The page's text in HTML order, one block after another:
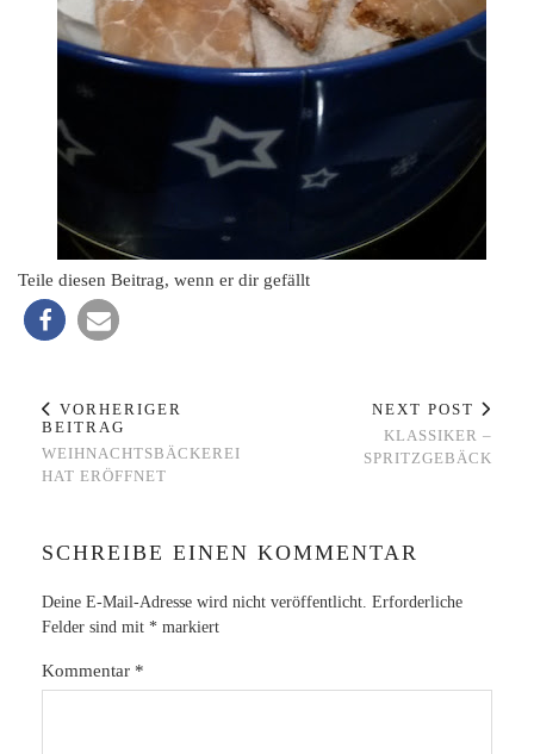
Teile diesen Beitrag, wenn er dir gefällt
VORHERIGER
BEITRAG
WEIHNACHTSBÄCKEREI
HAT ERÖFFNET
NEXT POST
KLASSIKER –
SPRITZGEBÄCK
SCHREIBE EINEN KOMMENTAR
Deine E-Mail-Adresse wird nicht veröffentlicht. Erforderliche
Felder sind mit * markiert
Kommentar *